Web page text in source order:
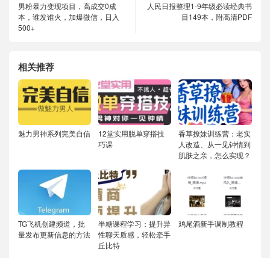
男粉暴力变现项目，高成交0成
本，谁发谁火，加爆微信，日入
500+
人民日报整理1-9年级必读经典书
目149本，附高清PDF
相关推荐
魅力男神系列完美自信
12堂实用脱单穿搭技
巧课
香草撩妹训练营：老实
人改造、从一见钟情到
肌肤之亲，怎么实现？
TG飞机创建频道，批
量发布更新信息的方法
半糖课程学习：提升异
性聊天质感，轻松牵手
丘比特
鸡尾酒新手调制教程